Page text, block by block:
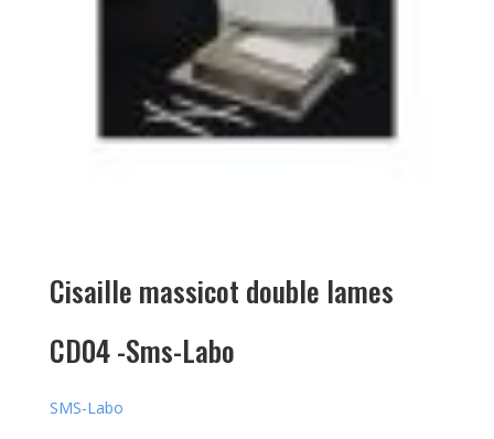
Cisaille massicot double lames
CD04 -Sms-Labo
SMS-Labo